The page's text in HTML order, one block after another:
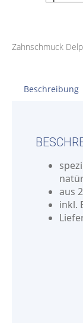
Zahnschmuck
Beschreibung
aus
inkl.